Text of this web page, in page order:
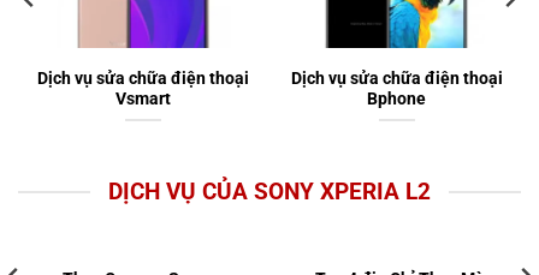
Dịch vụ sửa chữa điện thoại
Vsmart
Dịch vụ sửa chữa điện thoại
Bphone
DỊCH VỤ CỦA SONY XPERIA L2